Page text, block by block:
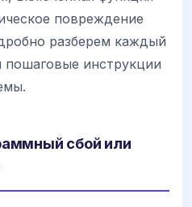
повреждение
разберем каждый
пошаговые инструкции
сбой или